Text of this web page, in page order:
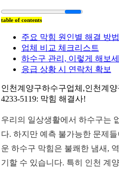
table of contents
주요 막힘 원인별 해결 방법
업체 비교 체크리스트
하수구 관리, 이렇게 해보
응급 상황 시 연락처 확보
인천계양구하수구업체,인천계
4233-5119: 막힘 해결사!
우리의 일상생활에서 하수구는
다. 하지만 예측 불가능한 문제
운 하수구 막힘은 불쾌한 냄새,
기할 수 있습니다. 특히 인천 계